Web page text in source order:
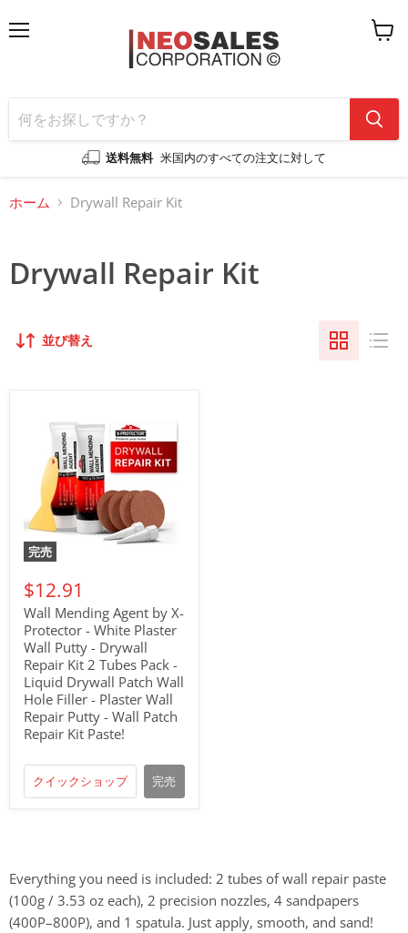
送料無料 米国内のすべての注文に対して
カ
る
ホーム Drywall Repair Kit
Drywall Repair Kit
並び替え
完売
$12.91
Wall Mending Agent by X-
Protector - White Plaster
Wall Putty - Drywall
Repair Kit 2 Tubes Pack -
Liquid Drywall Patch Wall
Hole Filler - Plaster Wall
Repair Putty - Wall Patch
Repair Kit Paste!
クイックショップ 完売
Everything you need is included: 2 tubes of wall repair paste
(100g / 3.53 oz each), 2 precision nozzles, 4 sandpapers
(400P–800P), and 1 spatula. Just apply, smooth, and sand!